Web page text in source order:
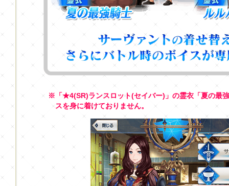
※「★4(SR)ランスロット(セイバー)」の霊衣「夏の最
スを身に着けておりません。